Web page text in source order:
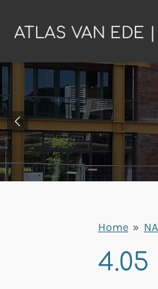
direct
de
hoofdinhoud
ATLAS VAN EDE
Home »